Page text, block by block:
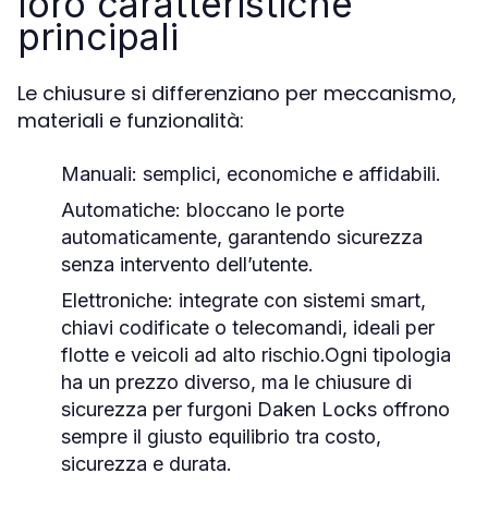
principali
Le chiusure si differenziano per meccanismo,
materiali e funzionalità:
Manuali: semplici, economiche e affidabili.
Automatiche: bloccano le porte
automaticamente, garantendo sicurezza
senza intervento dell’utente.
Elettroniche: integrate con sistemi smart,
chiavi codificate o telecomandi, ideali per
flotte e veicoli ad alto rischio.Ogni tipologia
ha un prezzo diverso, ma le chiusure di
sicurezza per furgoni Daken Locks offrono
sempre il giusto equilibrio tra costo,
sicurezza e durata.